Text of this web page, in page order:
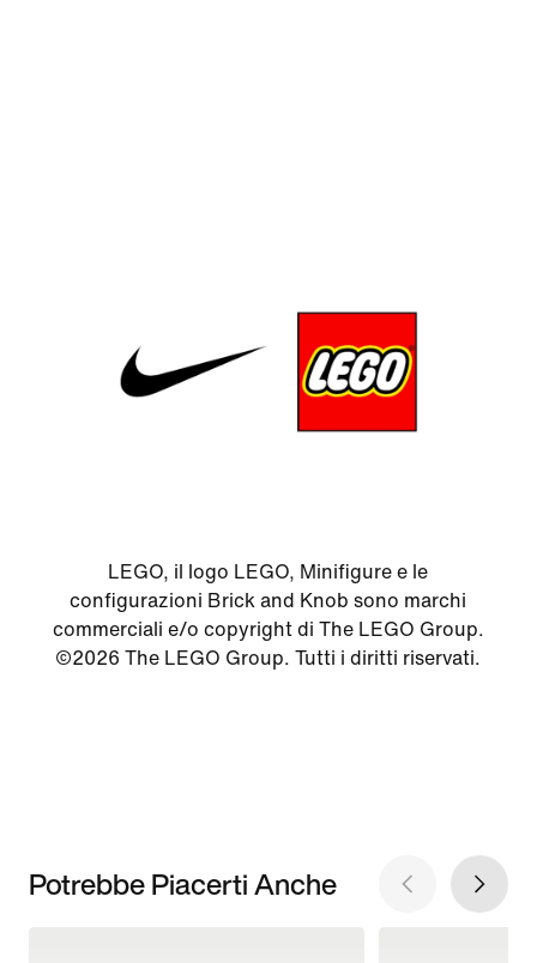
LEGO, il logo LEGO, Minifigure e le
configurazioni Brick and Knob sono marchi
commerciali e/o copyright di The LEGO Group.
©2026 The LEGO Group. Tutti i diritti riservati.
Potrebbe Piacerti Anche